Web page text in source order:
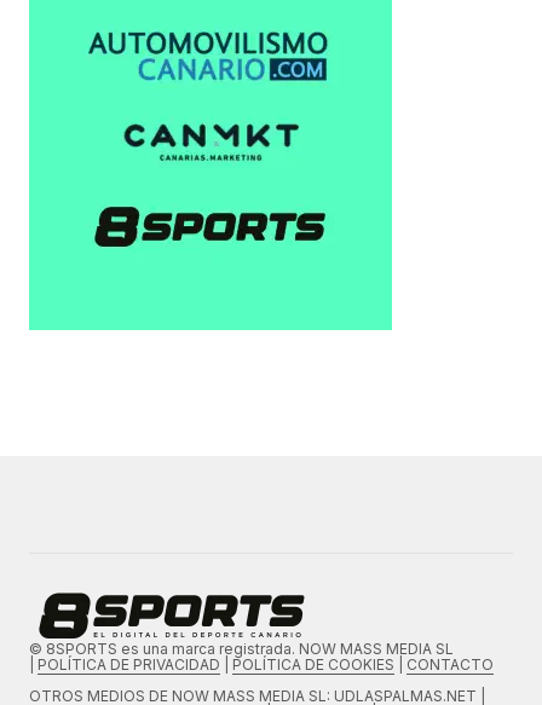
© 8SPORTS es una marca registrada. NOW MASS MEDIA SL
POLÍTICA DE PRIVACIDAD POLÍTICA DE COOKIES
CONTACTO
OTROS MEDIOS DE NOW MASS MEDIA SL: UDLASPALMAS.NET |